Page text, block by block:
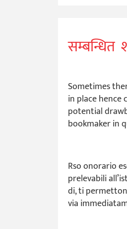
सम्बन्धित
Sometimes
in place hence
potential
bookmaker in
Rso onorario
prelevabili
di, ti
via